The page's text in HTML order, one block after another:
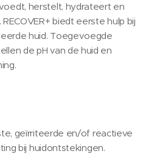
herstelt, hydrateert en
biedt eerste hulp bij
huid. Toegevoegde
de pH van de huid en
geïrriteerde en/of reactieve
bij huidontstekingen.